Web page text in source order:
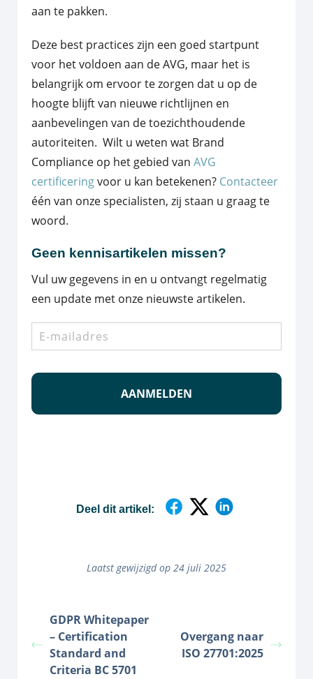
aan te pakken.
Deze best practices zijn een goed startpunt
voor het voldoen aan de AVG, maar het is
belangrijk om ervoor te zorgen dat u op de
hoogte blijft van nieuwe richtlijnen en
aanbevelingen van de toezichthoudende
autoriteiten. Wilt u weten wat Brand
Compliance op het gebied van AVG
certificeringvoor u kan betekenen? Contacteer
één van onze specialisten, zij staan u graag te
woord.
Geen kennisartikelen missen?
Vul uw gegevens in en u ontvangt regelmatig
een update met onze nieuwste artikelen.
E-
mailadres *
Deel dit artikel:
Laatst gewijzigd op 24 juli 2025
GDPR Whitepaper
– Certification
Standard and
Criteria BC 5701
Overgang naar
ISO 27701:2025